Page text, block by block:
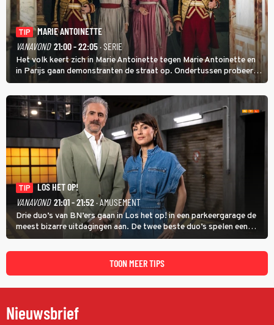
TIP
MARIE ANTOINETTE
VANAVOND 21:00 - 22:05· SERIE
Het volk keert zich in Marie Antoinette tegen Marie Antoinette en
in Parijs gaan demonstranten de straat op. Ondertussen probeert
Marie Antoinette landgoed Saint-Cloud te kopen. Ze wil daar haar
kinderen veilig laten opgroeien.
TIP
LOS HET OP!
VANAVOND 21:01 - 21:52· AMUSEMENT
Drie duo’s van BN’ers gaan in Los het op! in een parkeergarage de
meest bizarre uitdagingen aan. De twee beste duo’s spelen een
onderlinge finale. Met in deze aflevering onder anderen cabaretiers
Nabil Aoulad Ayad en Annick Boer.
TOON MEER TIPS
Nieuwsbrief